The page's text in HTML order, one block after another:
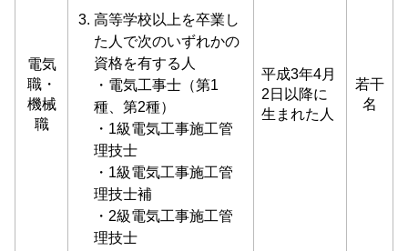
電気
職・
機械
職
高等学校以上を卒業し
た人で次のいずれかの
資格を有する人
・電気工事士（第1
種、第2種）
・1級電気工事施工管
理技士
・1級電気工事施工管
理技士補
・2級電気工事施工管
理技士
平成3年4月
2日以降に
生まれた人
若干
名